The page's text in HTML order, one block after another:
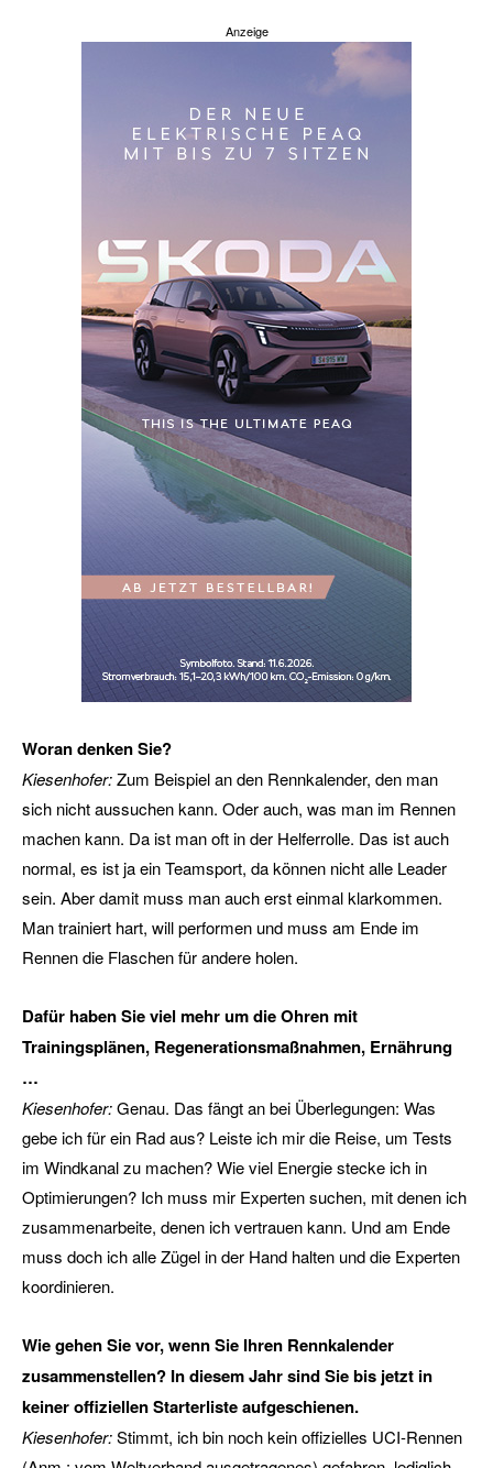
Anzeige
Woran denken Sie?
Kiesenhofer:Zum Beispiel an den Rennkalender, den man
sich nicht aussuchen kann. Oder auch, was man im Rennen
machen kann. Da ist man oft in der Helferrolle. Das ist auch
normal, es ist ja ein Teamsport, da können nicht alle Leader
sein. Aber damit muss man auch erst einmal klarkommen.
Man trainiert hart, will performen und muss am Ende im
Rennen die Flaschen für andere holen.
Dafür haben Sie viel mehr um die Ohren mit
Trainingsplänen, Regenerationsmaßnahmen, Ernährung
…
Kiesenhofer:Genau. Das fängt an bei Überlegungen: Was
gebe ich für ein Rad aus? Leiste ich mir die Reise, um Tests
im Windkanal zu machen? Wie viel Energie stecke ich in
Optimierungen? Ich muss mir Experten suchen, mit denen ich
zusammenarbeite, denen ich vertrauen kann. Und am Ende
muss doch ich alle Zügel in der Hand halten und die Experten
koordinieren.
Wie gehen Sie vor, wenn Sie Ihren Rennkalender
zusammenstellen? In diesem Jahr sind Sie bis jetzt in
keiner offiziellen Starterliste aufgeschienen.
Kiesenhofer:Stimmt, ich bin noch kein offizielles UCI-Rennen